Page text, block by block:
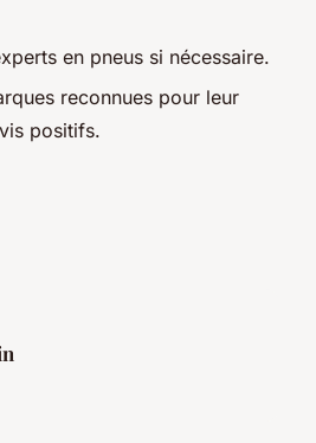
en pneus si nécessaire.
reconnues pour leur
positifs.